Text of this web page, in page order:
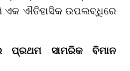
ଏକ ଐତିହାସିକ ଉପଲବ୍ଧିରେ
ପ୍ରଥମ ସାମରିକ ବିମାନ